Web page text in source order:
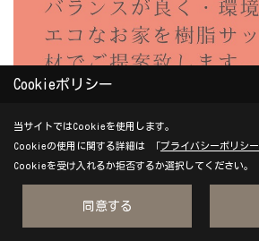
コなお家をご提案いたします。
Cookieポリシー
当サイトではCookieを使用します。
Cookieの使用に関する詳細は 「プライバシーポリシー
Cookieを受け入れるか拒否するか選択してください。
同意する